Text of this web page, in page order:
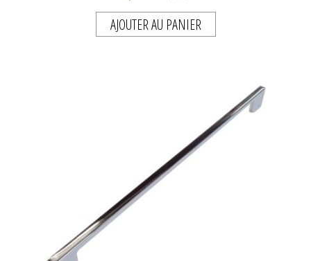
AJOUTER AU PANIER